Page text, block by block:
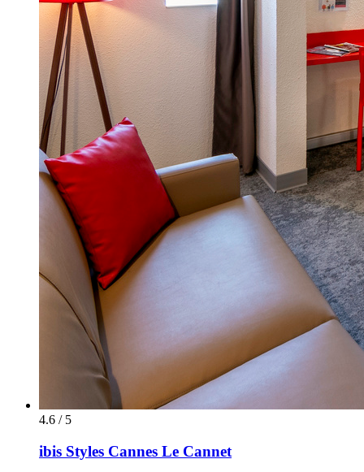
4.6 / 5
ibis Styles Cannes Le Cannet